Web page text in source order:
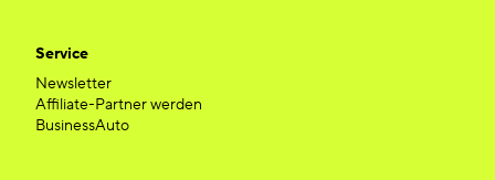
Service
Newsletter
Affiliate-Partner werden
BusinessAuto